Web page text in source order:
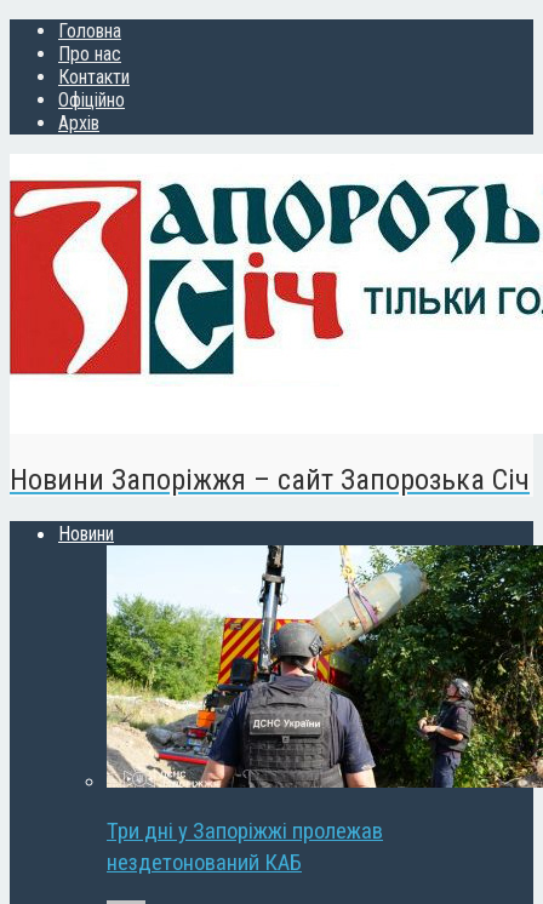
Головна
Про нас
Контакти
Офіційно
Архів
Новини Запоріжжя – сайт Запорозька Січ
Новини
Три дні у Запоріжжі пролежав
нездетонований КАБ